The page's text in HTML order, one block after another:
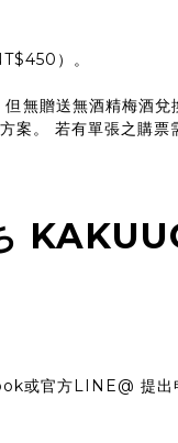
）。
無贈送無酒精梅酒兌
。 若有單張之購票
或官方LINE@ 提出